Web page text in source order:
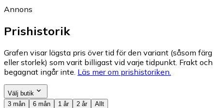
Annons
Prishistorik
Grafen visar lägsta pris över tid för den variant (såsom färg
eller storlek) som varit billigast vid varje tidpunkt. Frakt och
begagnat ingår inte. Läs mer om prishistoriken.
Välj butik
3 mån
6 mån 1 år 2 år Allt